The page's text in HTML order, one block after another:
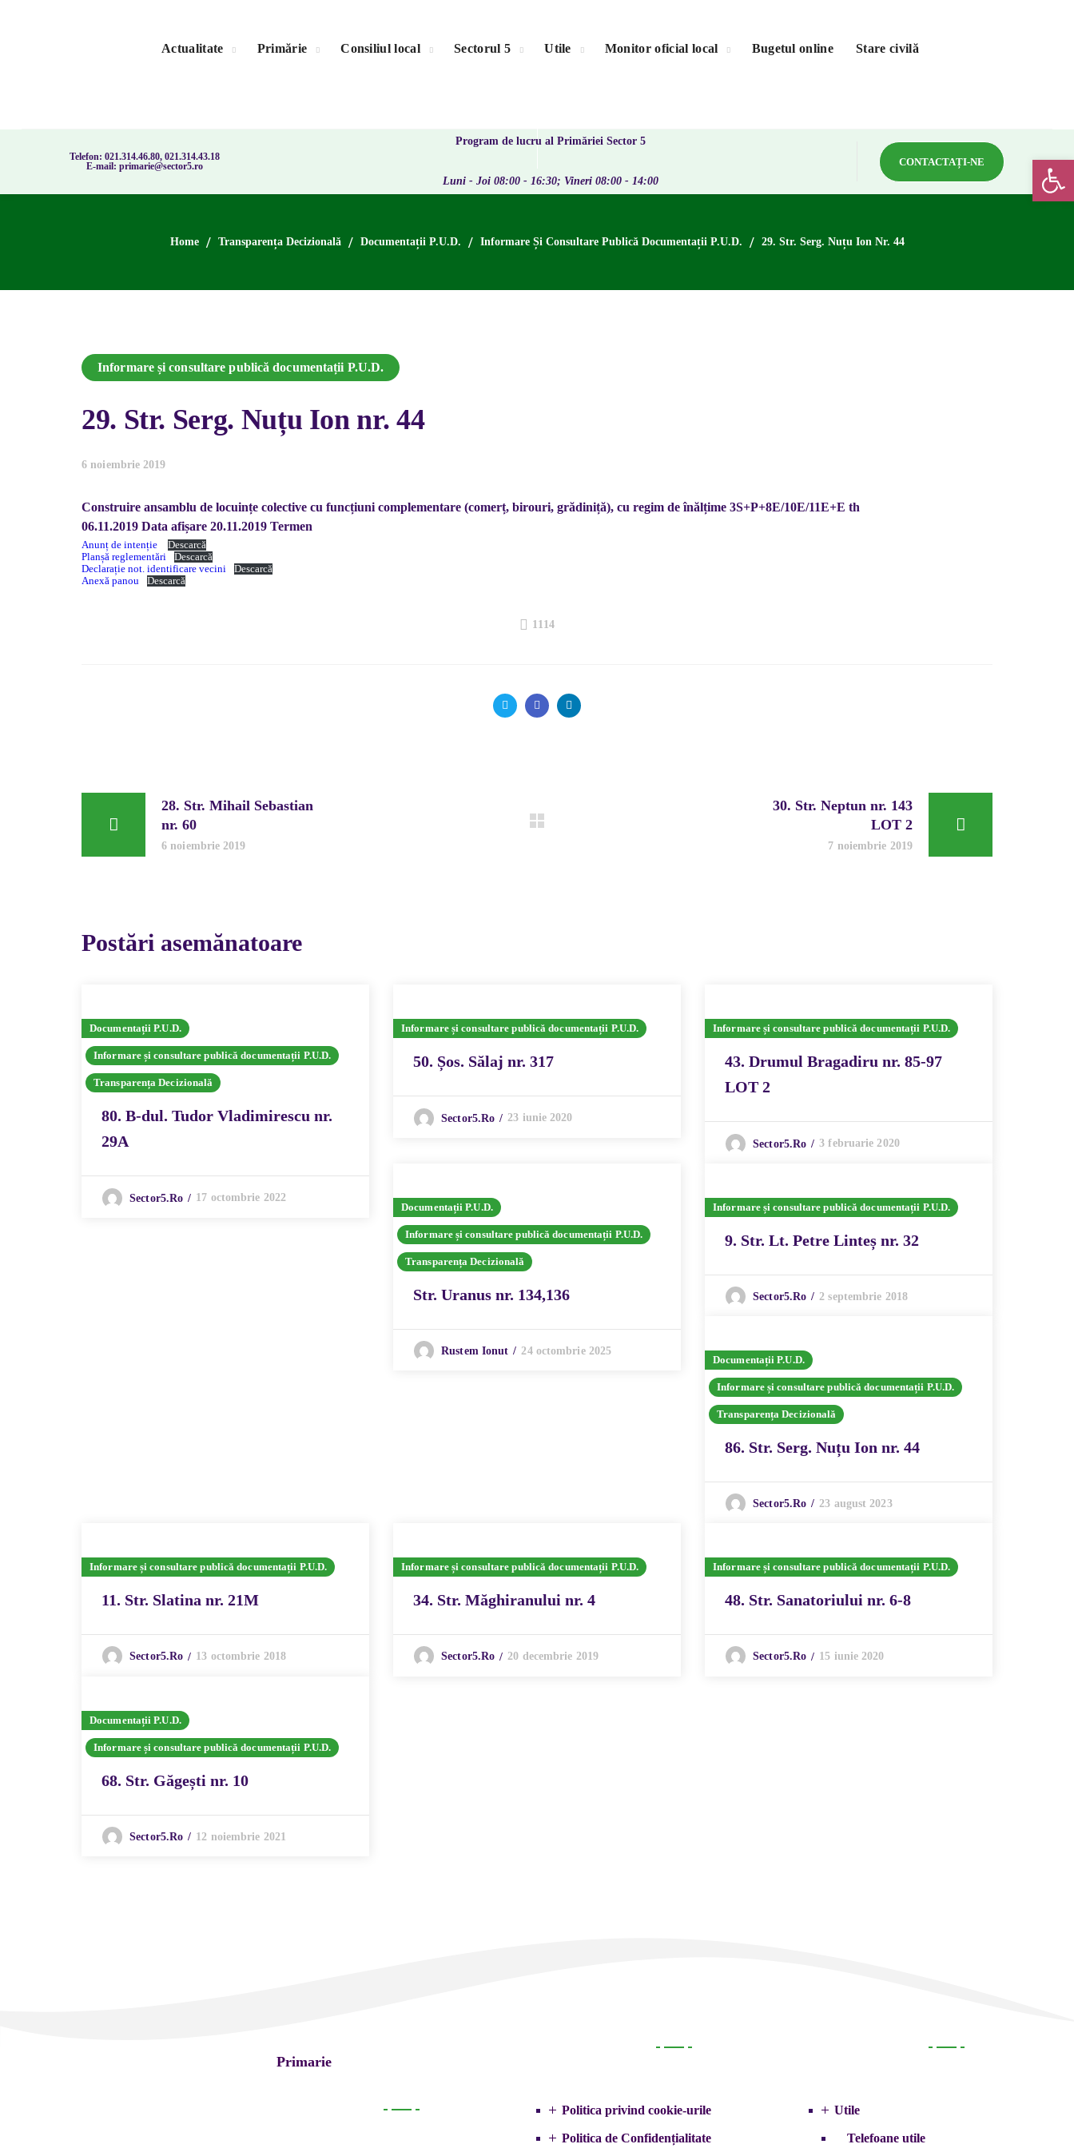
Actualitate Primărie Consiliul local Sectorul 5 Utile Monitor oficial local Bugetul online Stare civilă
Telefon: 021.314.46.80, 021.314.43.18
E-mail: primarie@sector5.ro
Program de lucru al Primăriei Sector 5
Luni - Joi 08:00 - 16:30; Vineri 08:00 - 14:00
CONTACTAȚI-NE
Home Transparența Decizională Documentații P.U.D. Informare Și Consultare Publică Documentații P.U.D. 29. Str. Serg. Nuțu Ion Nr. 44
Informare și consultare publică documentații P.U.D.
29. Str. Serg. Nuțu Ion nr. 44
6 noiembrie 2019
Construire ansamblu de locuințe colective cu funcțiuni complementare (comerț, birouri, grădiniță), cu regim de înălțime 3S+P+8E/10E/11E+E th
06.11.2019 Data afișare 20.11.2019 Termen
Anunț de intenție
Descarcă
Planșă reglementări
Descarcă
Declarație not. identificare vecini
Descarcă
Anexă panou
Descarcă
1114
28. Str. Mihail Sebastian
nr. 60
6 noiembrie 2019
30. Str. Neptun nr. 143
LOT 2
7 noiembrie 2019
Postări asemănatoare
Documentații P.U.D.
Informare și consultare publică documentații P.U.D.
Transparența Decizională
80. B-dul. Tudor Vladimirescu nr.
29A
Sector5.ro 17 octombrie 2022
Informare și consultare publică documentații P.U.D.
50. Șos. Sălaj nr. 317
Sector5.ro 23 iunie 2020
Informare și consultare publică documentații P.U.D.
43. Drumul Bragadiru nr. 85-97
LOT 2
Sector5.ro 3 februarie 2020
Documentații P.U.D.
Informare și consultare publică documentații P.U.D.
Transparența Decizională
Str. Uranus nr. 134,136
Rustem Ionut 24 octombrie 2025
Informare și consultare publică documentații P.U.D.
9. Str. Lt. Petre Linteș nr. 32
Sector5.ro 2 septembrie 2018
Documentații P.U.D.
Informare și consultare publică documentații P.U.D.
Transparența Decizională
86. Str. Serg. Nuțu Ion nr. 44
Sector5.ro 23 august 2023
Informare și consultare publică documentații P.U.D.
11. Str. Slatina nr. 21M
Sector5.ro 13 octombrie 2018
Informare și consultare publică documentații P.U.D.
34. Str. Măghiranului nr. 4
Sector5.ro 20 decembrie 2019
Informare și consultare publică documentații P.U.D.
48. Str. Sanatoriului nr. 6-8
Sector5.ro 15 iunie 2020
Documentații P.U.D.
Informare și consultare publică documentații P.U.D.
68. Str. Găgești nr. 10
Sector5.ro 12 noiembrie 2021
Primarie
Politica privind cookie-urile
Politica de Confidențialitate
Utile
Telefoane utile
Deschide